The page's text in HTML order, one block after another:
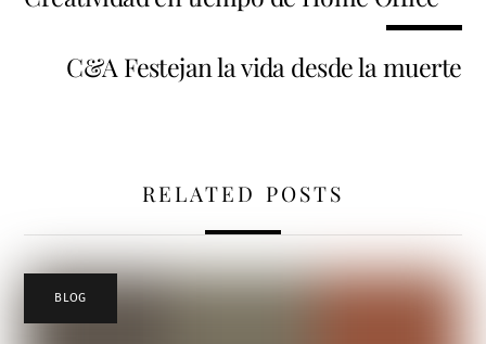
C&A Festejan la vida desde la muerte
RELATED POSTS
BLOG